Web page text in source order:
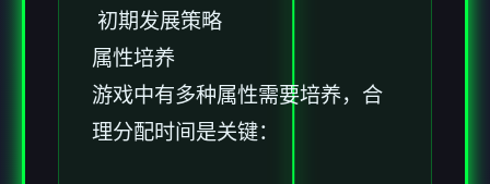
初期发展策略
属性培养
游戏中有多种属性需要培养，合
理分配时间是关键：